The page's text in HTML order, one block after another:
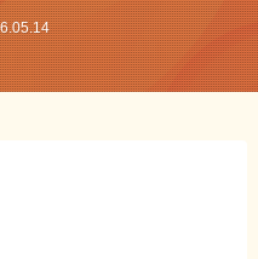
報酬型
て
と経験